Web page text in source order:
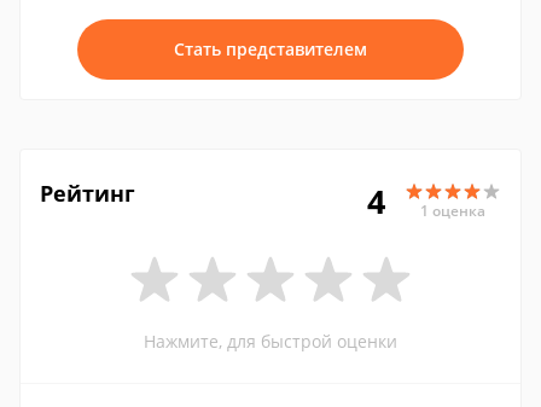
Стать представителем
Рейтинг 4 1 оценка
Нажмите, для быстрой оценки